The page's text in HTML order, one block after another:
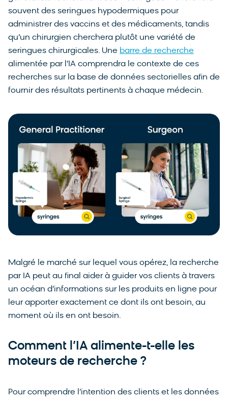
souvent des seringues hypodermiques pour
administrer des vaccins et des médicaments, tandis
qu’un chirurgien cherchera plutôt une variété de
seringues chirurgicales. Une barre de recherche
alimentée par l’IA comprendra le contexte de ces
recherches sur la base de données sectorielles afin de
fournir des résultats pertinents à chaque médecin.
Malgré le marché sur lequel vous opérez, la recherche
par IA peut au final aider à guider vos clients à travers
un océan d’informations sur les produits en ligne pour
leur apporter exactement ce dont ils ont besoin, au
moment où ils en ont besoin.
Comment l’IA alimente-t-elle les
moteurs de recherche ?
Pour comprendre l’intention des clients et les données